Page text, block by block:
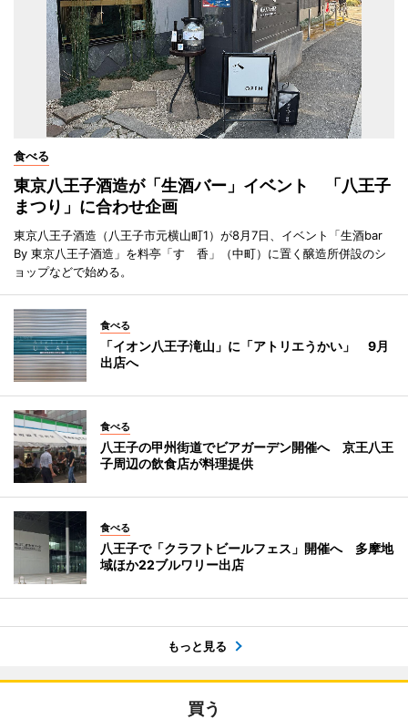
食べる
東京八王子酒造が「生酒バー」イベント 「八王子
まつり」に合わせ企画
東京八王子酒造（八王子市元横山町1）が8月7日、イベント「生酒bar
By 東京八王子酒造」を料亭「すゞ香」（中町）に置く醸造所併設のシ
ョップなどで始める。
食べる
「イオン八王子滝山」に「アトリエうかい」 9月
出店へ
食べる
八王子の甲州街道でビアガーデン開催へ 京王八王
子周辺の飲食店が料理提供
食べる
八王子で「クラフトビールフェス」開催へ 多摩地
域ほか22ブルワリー出店
もっと見る
買う